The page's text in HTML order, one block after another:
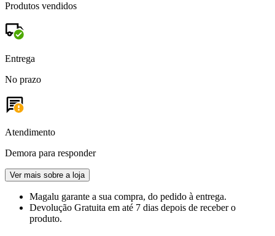
Produtos vendidos
Entrega
No prazo
Atendimento
Demora para responder
Ver mais sobre a loja
Magalu garante a sua compra, do pedido à entrega.
Devolução Gratuita em até 7 dias depois de receber o
produto.